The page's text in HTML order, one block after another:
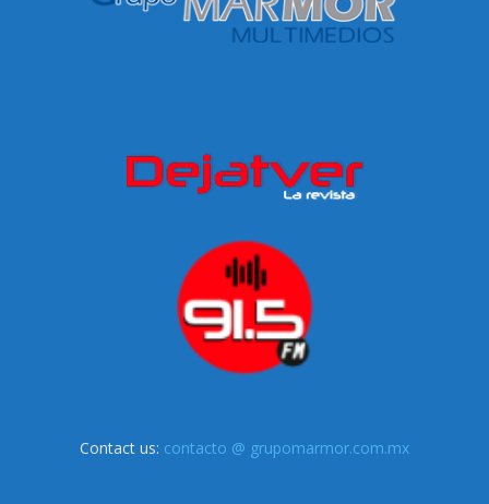
Contact us: contacto @ grupomarmor.com.mx